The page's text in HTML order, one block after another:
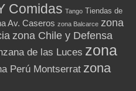
Comidas Tango Tiendas de
Av. Caseros zona Balcarce zona
zona Chile y Defensa
de las Luces zona
Perú Montserrat zona